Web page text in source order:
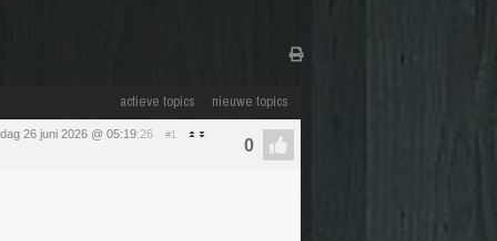
actieve topics nieuwe topics
26 juni 2026 @ 05:19:26 #1